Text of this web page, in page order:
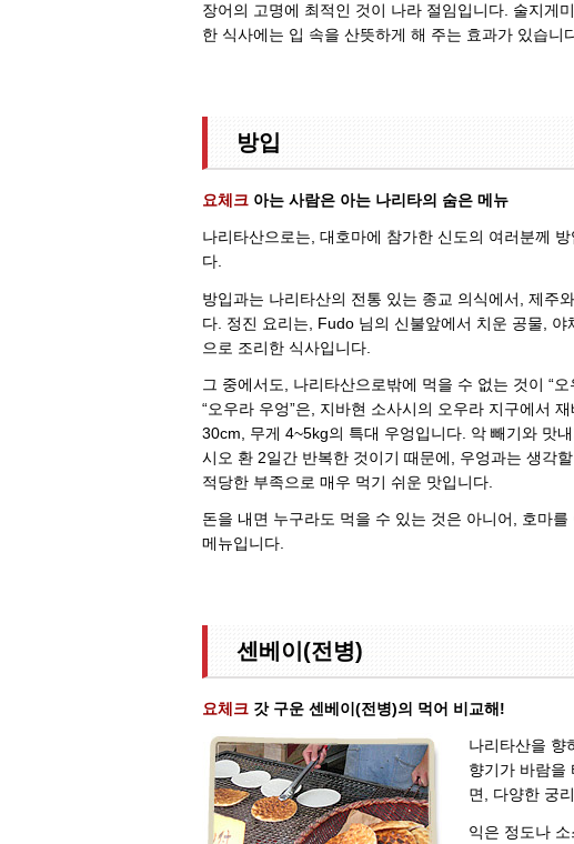
장어의 고명에 최적인 것이 나라 절임입니다. 술지게
한 식사에는 입 속을 산뜻하게 해 주는 효과가 있습니
방입
요체크 아는 사람은 아는 나리타의 숨은 메뉴
나리타산으로는, 대호마에 참가한 신도의 여러분께
다.
방입과는 나리타산의 전통 있는 종교 의식에서, 제주
다. 정진 요리는, Fudo 님의 신불앞에서 치운 공물,
으로 조리한 식사입니다.
그 중에서도, 나리타산으로밖에 먹을 수 없는 것이 “오
“오우라 우엉”은, 지바현 소사시의 오우라 지구에서
30cm, 무게 4~5kg의 특대 우엉입니다. 악 빼기와 맛
시오 환 2일간 반복한 것이기 때문에, 우엉과는 생각
적당한 부족으로 매우 먹기 쉬운 맛입니다.
돈을 내면 누구라도 먹을 수 있는 것은 아니어, 호마
메뉴입니다.
센베이(전병)
요체크 갓 구운 센베이(전병)의 먹어 비교해!
나리타산을 향
향기가 바람을
면, 다양한 궁
익은 정도나